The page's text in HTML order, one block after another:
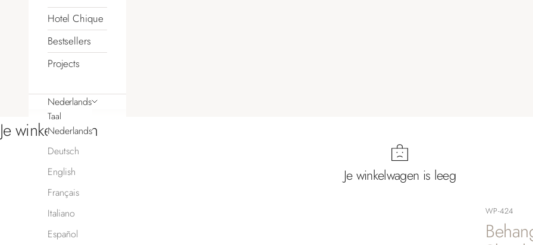
Hotel Chique
Bestsellers
Projects
Nederlands
Taal
Nederlands
Deutsch
English
Français
Italiano
Español
Je winkelwagen
Je winkelwagen is leeg
WP-424